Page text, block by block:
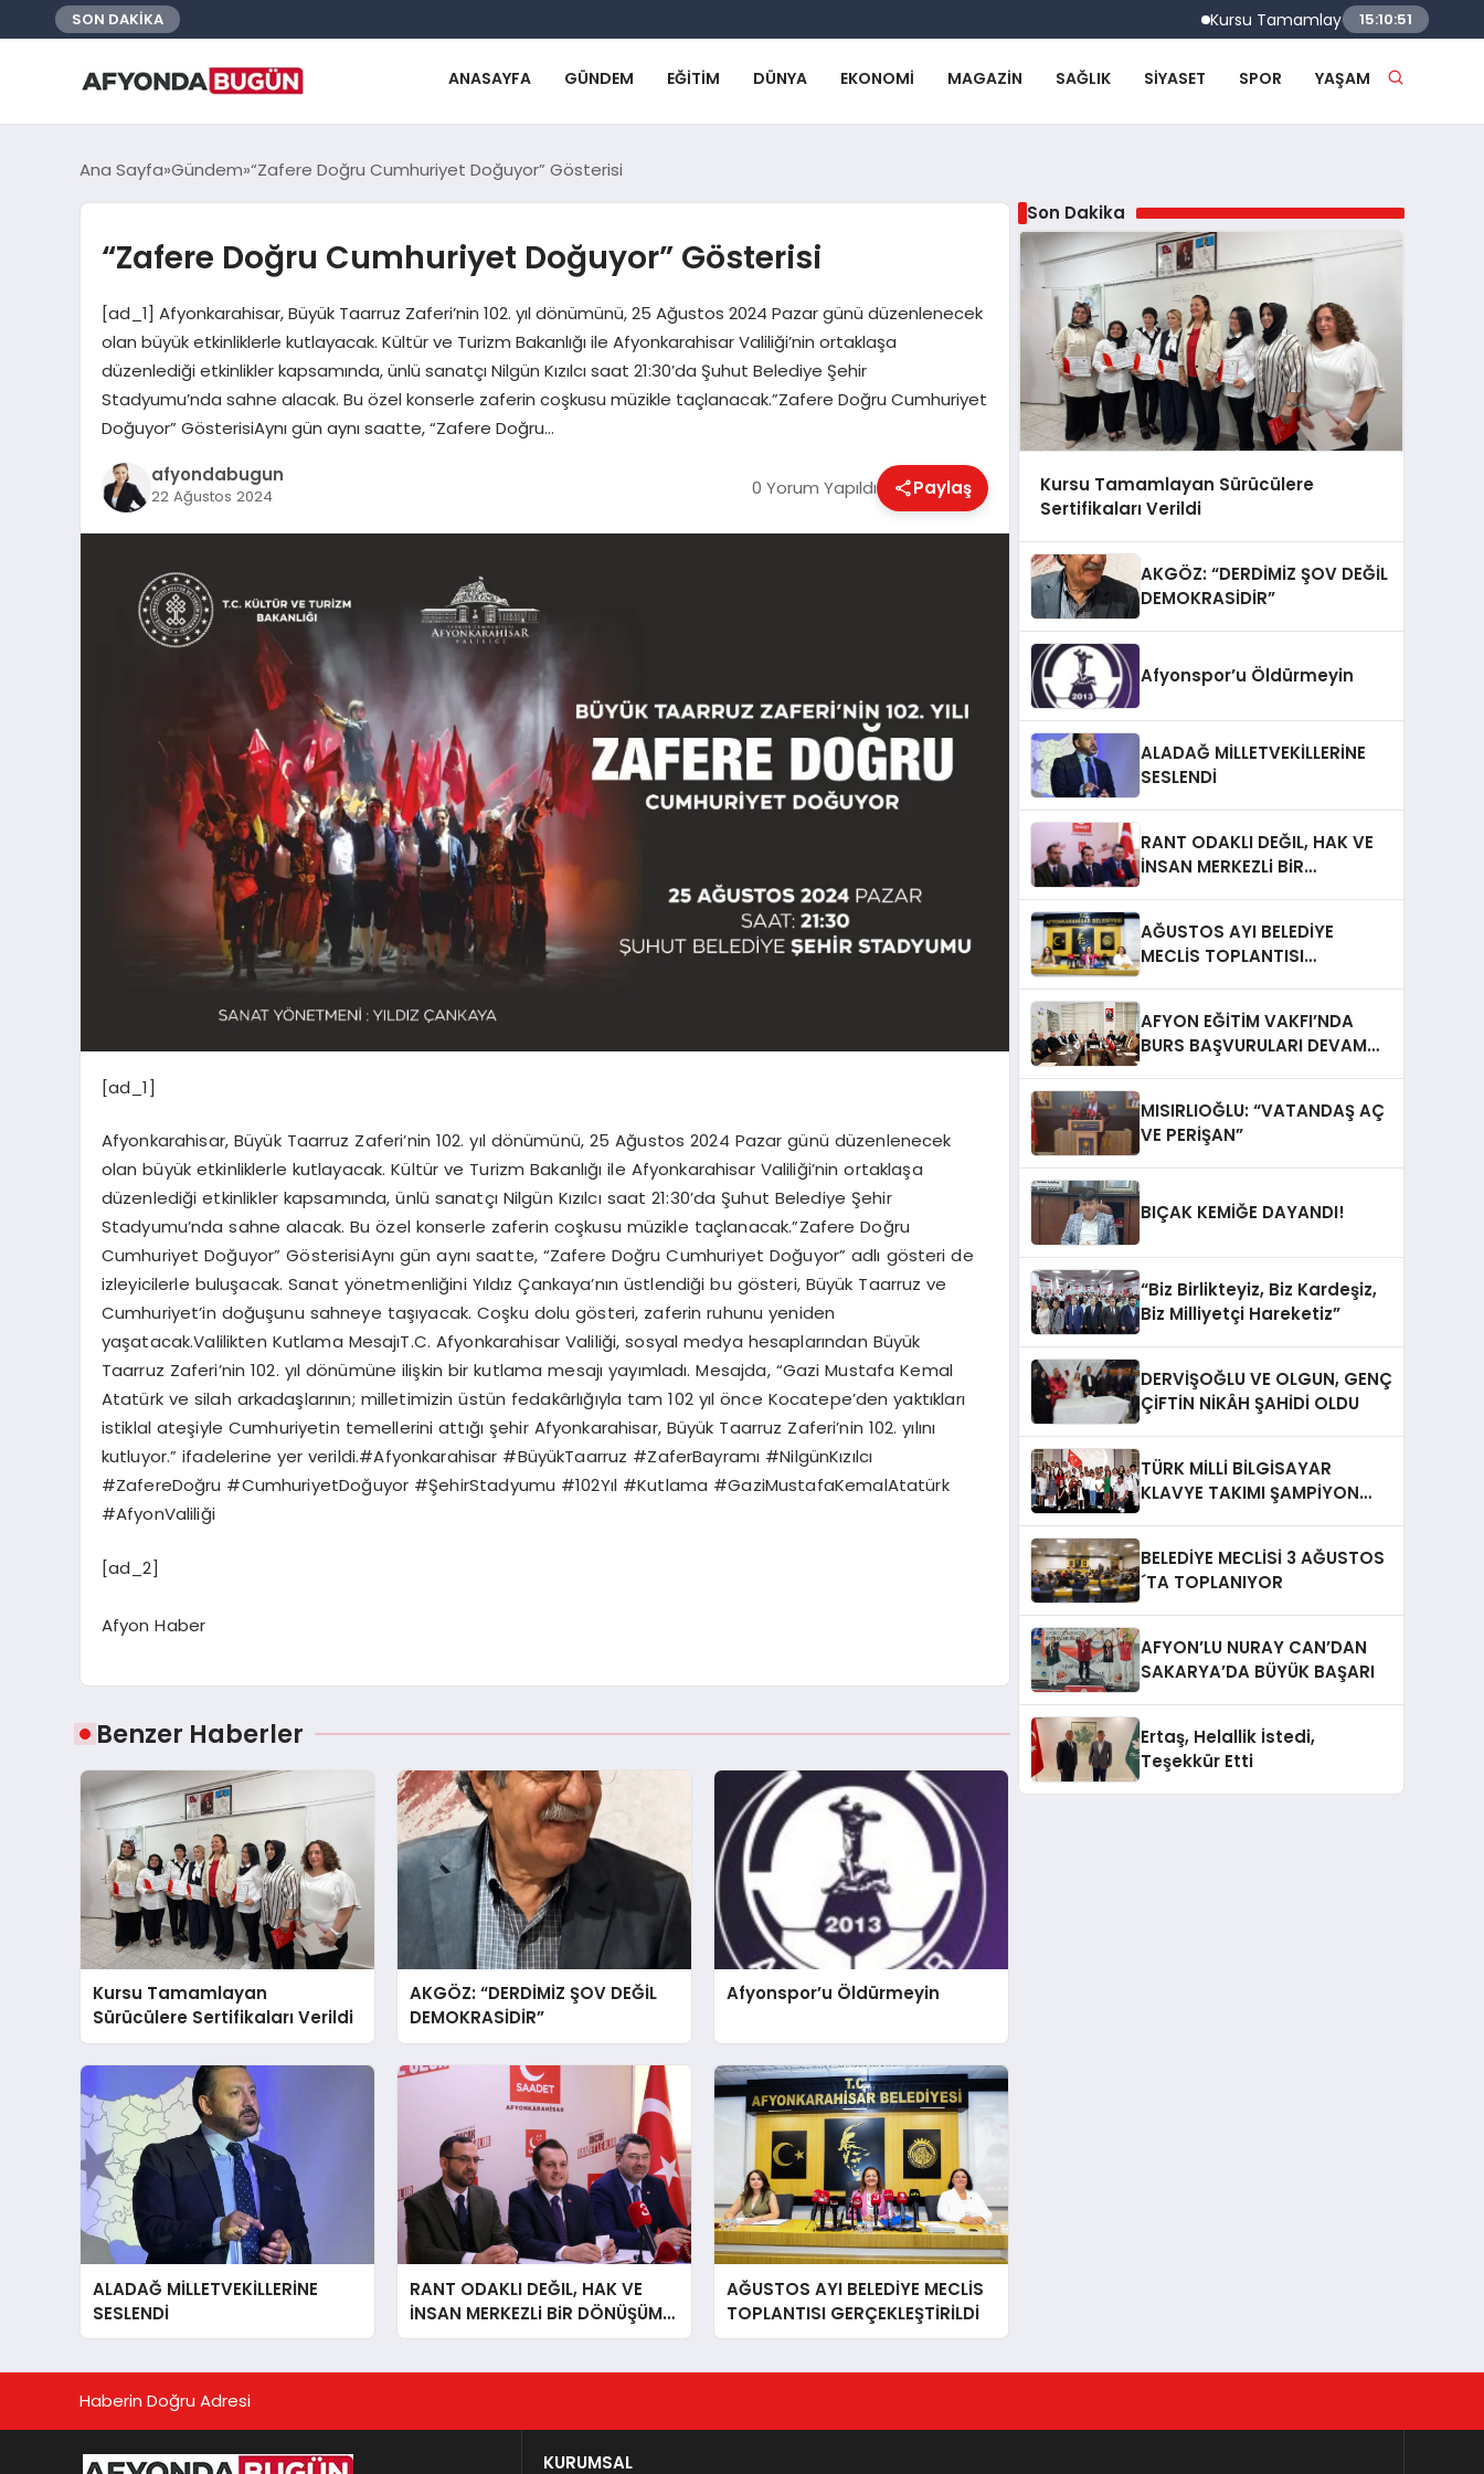
SON DAKİKA Kursu Tamamlayan Sürücülere
15:10:51
ANASAYFA GÜNDEM EĞITIM DÜNYA EKONOMI MAGAZIN SAĞLIK SIYASET SPOR YAŞAM
Ana Sayfa Gündem “Zafere Doğru Cumhuriyet Doğuyor” Gösterisi
“Zafere Doğru Cumhuriyet Doğuyor” Gösterisi
[ad_1] Afyonkarahisar, Büyük Taarruz Zaferi’nin 102. yıl dönümünü, 25 Ağustos 2024 Pazar günü düzenlenecek
olan büyük etkinliklerle kutlayacak. Kültür ve Turizm Bakanlığı ile Afyonkarahisar Valiliği’nin ortaklaşa
düzenlediği etkinlikler kapsamında, ünlü sanatçı Nilgün Kızılcı saat 21:30’da Şuhut Belediye Şehir
Stadyumu’nda sahne alacak. Bu özel konserle zaferin coşkusu müzikle taçlanacak.”Zafere Doğru Cumhuriyet
Doğuyor” GösterisiAynı gün aynı saatte, “Zafere Doğru…
afyondabugun
22 Ağustos 2024 0 Yorum Yapıldı Paylaş
[ad_1]
Afyonkarahisar, Büyük Taarruz Zaferi’nin 102. yıl dönümünü, 25 Ağustos 2024 Pazar günü düzenlenecek
olan büyük etkinliklerle kutlayacak. Kültür ve Turizm Bakanlığı ile Afyonkarahisar Valiliği’nin ortaklaşa
düzenlediği etkinlikler kapsamında, ünlü sanatçı Nilgün Kızılcı saat 21:30’da Şuhut Belediye Şehir
Stadyumu’nda sahne alacak. Bu özel konserle zaferin coşkusu müzikle taçlanacak.”Zafere Doğru
Cumhuriyet Doğuyor” GösterisiAynı gün aynı saatte, “Zafere Doğru Cumhuriyet Doğuyor” adlı gösteri de
izleyicilerle buluşacak. Sanat yönetmenliğini Yıldız Çankaya’nın üstlendiği bu gösteri, Büyük Taarruz ve
Cumhuriyet’in doğuşunu sahneye taşıyacak. Coşku dolu gösteri, zaferin ruhunu yeniden
yaşatacak.Valilikten Kutlama MesajıT.C. Afyonkarahisar Valiliği, sosyal medya hesaplarından Büyük
Taarruz Zaferi’nin 102. yıl dönümüne ilişkin bir kutlama mesajı yayımladı. Mesajda, “Gazi Mustafa Kemal
Atatürk ve silah arkadaşlarının; milletimizin üstün fedakârlığıyla tam 102 yıl önce Kocatepe’den yaktıkları
istiklal ateşiyle Cumhuriyetin temellerini attığı şehir Afyonkarahisar, Büyük Taarruz Zaferi’nin 102. yılını
kutluyor.” ifadelerine yer verildi.#Afyonkarahisar #BüyükTaarruz #ZaferBayramı #NilgünKızılcı
#ZafereDoğru #CumhuriyetDoğuyor #ŞehirStadyumu #102Yıl #Kutlama #GaziMustafaKemalAtatürk
#AfyonValiliği
[ad_2]
Afyon Haber
Benzer Haberler
Kursu Tamamlayan
Sürücülere Sertifikaları Verildi
AKGÖZ: “DERDİMİZ ŞOV DEĞİL
DEMOKRASİDİR”
Afyonspor’u Öldürmeyin
ALADAĞ MİLLETVEKİLLERİNE
SESLENDİ
RANT ODAKLI DEĞIL, HAK VE
İNSAN MERKEZLi BiR DÖNÜŞÜM
İÇiN AFYONKARAHiSAR’IN
AĞUSTOS AYI BELEDİYE MECLİS
TOPLANTISI GERÇEKLEŞTİRİLDİ
Son Dakika
Kursu Tamamlayan Sürücülere
Sertifikaları Verildi
AKGÖZ: “DERDİMİZ ŞOV DEĞİL
DEMOKRASİDİR”
Afyonspor’u Öldürmeyin
ALADAĞ MİLLETVEKİLLERİNE
SESLENDİ
RANT ODAKLI DEĞIL, HAK VE
İNSAN MERKEZLi BiR
YANINDAYIZ!
AĞUSTOS AYI BELEDİYE
MECLİS TOPLANTISI
AFYON EĞİTİM VAKFI’NDA
BURS BAŞVURULARI DEVAM
MISIRLIOĞLU: “VATANDAŞ AÇ
VE PERİŞAN”
BIÇAK KEMİĞE DAYANDI!
“Biz Birlikteyiz, Biz Kardeşiz,
Biz Milliyetçi Hareketiz”
DERVİŞOĞLU VE OLGUN, GENÇ
ÇİFTİN NİKÂH ŞAHİDİ OLDU
TÜRK MİLLİ BİLGİSAYAR
KLAVYE TAKIMI ŞAMPİYON
BELEDİYE MECLİSİ 3 AĞUSTOS
´TA TOPLANIYOR
AFYON’LU NURAY CAN’DAN
SAKARYA’DA BÜYÜK BAŞARI
Ertaş, Helallik İstedi,
Teşekkür Etti
Haberin Doğru Adresi
KURUMSAL